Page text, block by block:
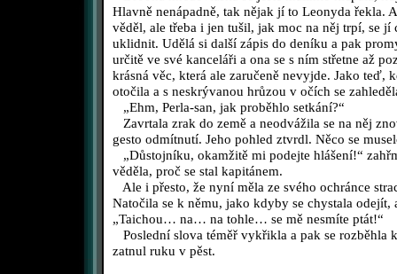
Hlavně nenápadně, tak nějak jí to Leonyda řekla.
věděl, ale třeba i jen tušil, jak moc na něj trpí, se
uklidnit. Udělá si další zápis do deníku a pak
určitě ve své kanceláři a ona se s ním střetne až
krásná věc, která ale zaručeně nevyjde. Jako teď,
otočila a s neskrývanou hrůzou v očích se
„Ehm, Perla-san, jak proběhlo setkání?“
Zavrtala zrak do země a neodvážila se na něj
gesto odmítnutí. Jeho pohled ztvrdl. Něco se
„Důstojníku, okamžitě mi podejte hlášení!“
věděla, proč se stal kapitánem.
Ale i přesto, že nyní měla ze svého ochránce
Natočila se k němu, jako kdyby se chystala odejít,
„Taichou… na… na tohle… se mě nesmíte ptát!“
Poslední slova téměř vykřikla a pak se rozběhla
zatnul ruku v pěst.